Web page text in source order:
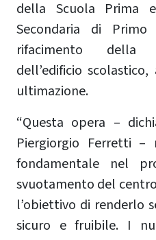
della Scuola Prima
Secondaria di
rifacimento della
dell’edificio
ultimazione.
“Questa opera –
Piergiorgio Ferretti –
fondamentale nel
svuotamento del
l’obiettivo di renderlo
sicuro e fruibile. I